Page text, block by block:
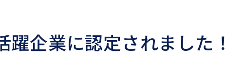
躍企業に認定されました！